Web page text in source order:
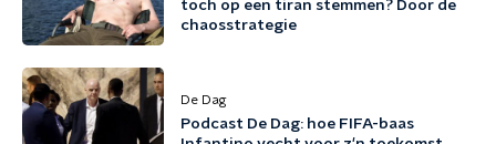
toch op een tiran stemmen? Door de
chaosstrategie
De Dag
Podcast De Dag: hoe FIFA-baas